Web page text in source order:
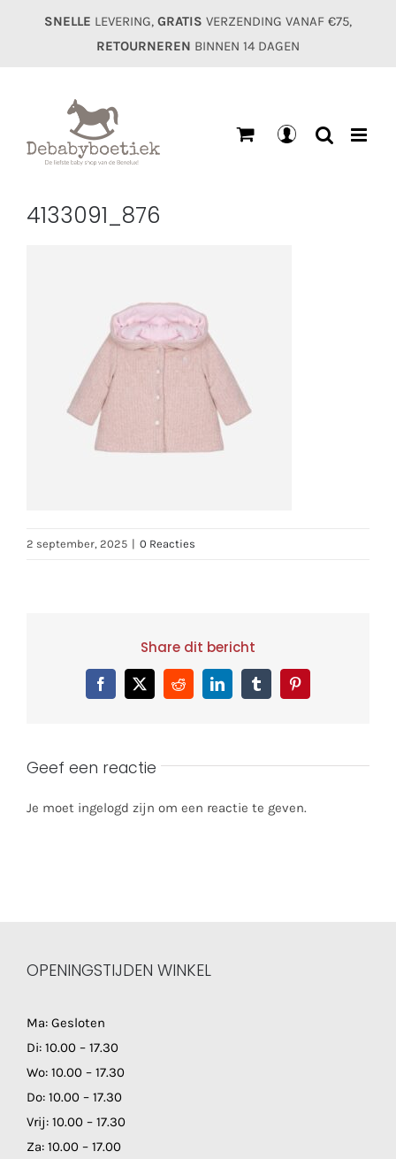
SNELLE LEVERING, GRATIS VERZENDING VANAF €75,
RETOURNEREN BINNEN 14 DAGEN
4133091_876
2 september, 2025 | 0 Reacties
Share dit bericht
Facebook
X RedditLinkedInTumblrPinterest
Geef een reactie
Je moet ingelogd zijn om een reactie te geven.
OPENINGSTIJDEN WINKEL
Ma: Gesloten
Di: 10.00 – 17.30
Wo: 10.00 – 17.30
Do: 10.00 – 17.30
Vrij: 10.00 – 17.30
Za: 10.00 – 17.00